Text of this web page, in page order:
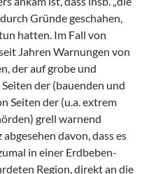
Gründe geschahen,
hatten. Im Fall von
Jahren Warnungen von
der auf grobe und
der (bauenden und
Seiten der (u.a. extrem
grell warnend
davon, dass es
in einer Erdbeben-
Region, direkt an die